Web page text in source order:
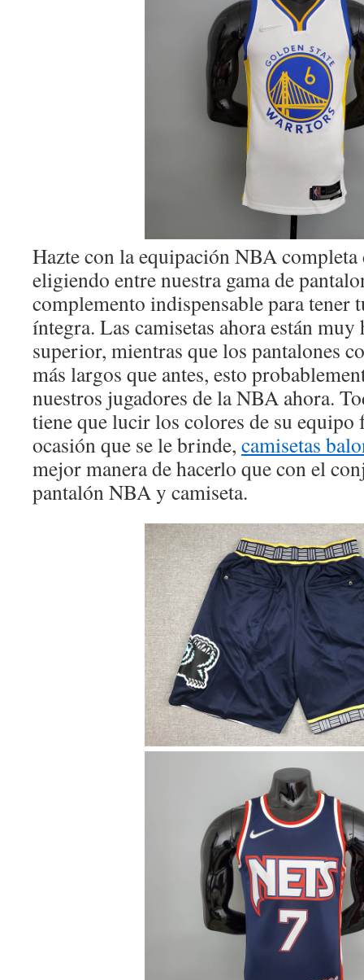
Hazte con la equipación NBA
eligiendo entre nuestra gama de
complemento indispensable para tener
íntegra. Las camisetas ahora están muy
superior, mientras que los pantalones
más largos que antes, esto
nuestros jugadores de la NBA ahora.
tiene que lucir los colores de su
ocasión que se le brinde, camisetas
mejor manera de hacerlo que con el
pantalón NBA y camiseta.